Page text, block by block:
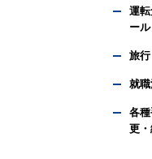
運
ール
旅
就
各
更